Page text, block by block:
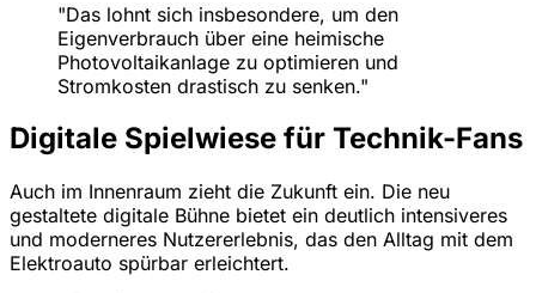
"Das lohnt sich insbesondere, um den
Eigenverbrauch über eine heimische
Photovoltaikanlage zu optimieren und
Stromkosten drastisch zu senken."
Digitale Spielwiese für Technik-Fans
Auch im Innenraum zieht die Zukunft ein. Die neu
gestaltete digitale Bühne bietet ein deutlich intensiveres
und moderneres Nutzererlebnis, das den Alltag mit dem
Elektroauto spürbar erleichtert.